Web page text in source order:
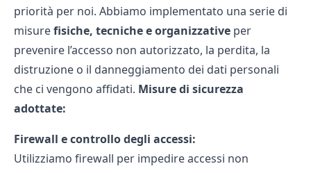
priorità per noi. Abbiamo implementato una serie di
misurefisiche, tecniche e organizzative per
prevenire l’accesso non autorizzato, la perdita, la
distruzione o il danneggiamento dei dati personali
che ci vengono affidati. Misure di sicurezza
adottate:
Firewall e controllo degli accessi:
Utilizziamo firewall per impedire accessi non